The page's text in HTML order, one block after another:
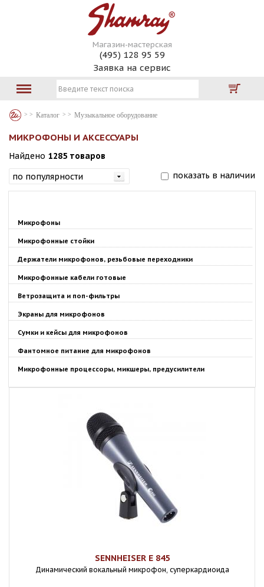
Магазин-мастерская
(495) 128 95 59
Заявка на сервис
Каталог Музыкальное оборудование
МИКРОФОНЫ И АКСЕССУАРЫ
Найдено 1285 товаров
показать в наличии
Микрофоны
Микрофонные стойки
Держатели микрофонов, резьбовые переходники
Микрофонные кабели готовые
Ветрозащита и поп-фильтры
Экраны для микрофонов
Сумки и кейсы для микрофонов
Фантомное питание для микрофонов
Микрофонные процессоры, микшеры, предусилители
SENNHEISER E 845
Динамический вокальный микрофон, суперкардиоида